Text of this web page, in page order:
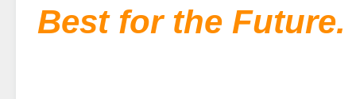
Best for the Future.